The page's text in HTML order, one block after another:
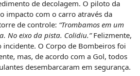
de decolagem. O piloto da
impacto com o carro através da
de controle: “Trombamos em um
No eixo da pista. Colidiu.”Felizmente,
incidente. O Corpo de Bombeiros foi
mas, de acordo com a Gol, todos
desembarcaram em segurança.